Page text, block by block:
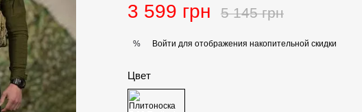
3 599 грн 5 145 грн
% Войти для отображения накопительной скидки
Цвет